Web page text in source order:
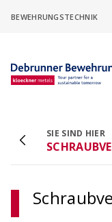
content
BEWEHRUNGSTECHNIK
SIE SIND HIER